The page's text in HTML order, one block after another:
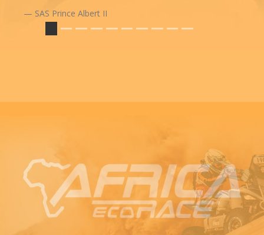
SAS Prince Albert II